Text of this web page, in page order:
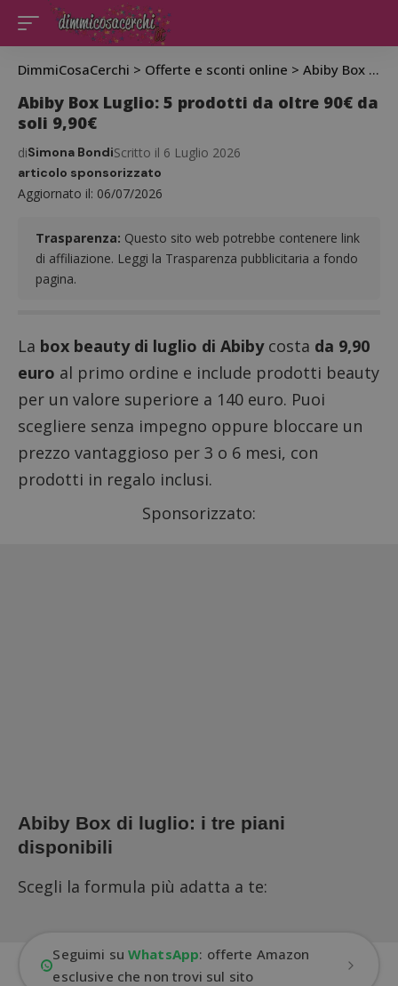
DimmiCosaCerchi > Offerte e sconti online > Abiby Box Luglio: 5 prodotti da oltre 90€ da soli 9,90€
Abiby Box Luglio: 5 prodotti da oltre 90€ da
soli 9,90€
Aggiornato il: 06/07/2026
diSimona BondiScritto il 6 Luglio 2026
articolo sponsorizzato
Trasparenza: Questo sito web potrebbe contenere link
di affiliazione. Leggi la Trasparenza pubblicitaria a fondo
pagina.
La box beauty di luglio di Abibycosta da 9,90
euro al primo ordine e include prodotti beauty
per un valore superiore a 140 euro. Puoi
scegliere senza impegno oppure bloccare un
prezzo vantaggioso per 3 o 6 mesi, con
prodotti in regalo inclusi.
Sponsorizzato:
Abiby Box di luglio: i tre piani
disponibili
Scegli la formula più adatta a te:
Seguimi suWhatsApp: offerte Amazon
esclusive che non trovi sul sito